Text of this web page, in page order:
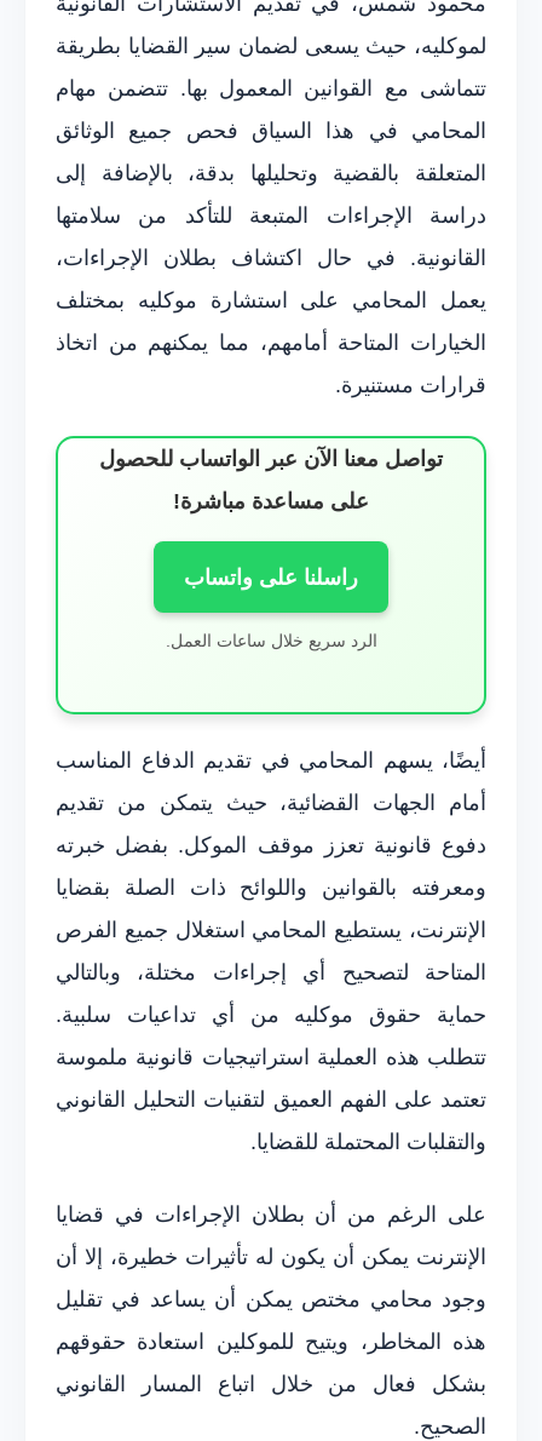
لموكليه، حيث يسعى لضمان سير القضايا بطريقة
تتماشى مع القوانين المعمول بها. تتضمن مهام
المحامي في هذا السياق فحص جميع الوثائق
المتعلقة بالقضية وتحليلها بدقة، بالإضافة إلى
دراسة الإجراءات المتبعة للتأكد من سلامتها
القانونية. في حال اكتشاف بطلان الإجراءات،
يعمل المحامي على استشارة موكليه بمختلف
الخيارات المتاحة أمامهم، مما يمكنهم من اتخاذ
قرارات مستنيرة.
تواصل معنا الآن عبر الواتساب للحصول
على مساعدة مباشرة!
راسلنا على واتساب
الرد سريع خلال ساعات العمل.
أيضًا، يسهم المحامي في تقديم الدفاع المناسب
أمام الجهات القضائية، حيث يتمكن من تقديم
دفوع قانونية تعزز موقف الموكل. بفضل خبرته
ومعرفته بالقوانين واللوائح ذات الصلة بقضايا
الإنترنت، يستطيع المحامي استغلال جميع الفرص
المتاحة لتصحيح أي إجراءات مختلة، وبالتالي
حماية حقوق موكليه من أي تداعيات سلبية.
تتطلب هذه العملية استراتيجيات قانونية ملموسة
تعتمد على الفهم العميق لتقنيات التحليل القانوني
والتقلبات المحتملة للقضايا.
على الرغم من أن بطلان الإجراءات في قضايا
الإنترنت يمكن أن يكون له تأثيرات خطيرة، إلا أن
وجود محامي مختص يمكن أن يساعد في تقليل
هذه المخاطر، ويتيح للموكلين استعادة حقوقهم
بشكل فعال من خلال اتباع المسار القانوني
الصحيح.